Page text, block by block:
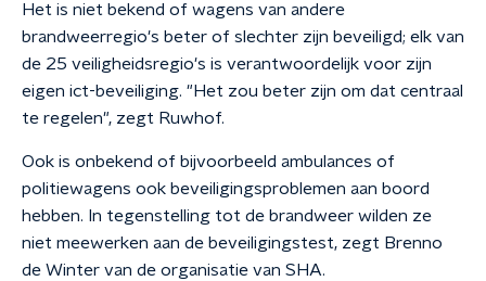
Het is niet bekend of wagens van andere
brandweerregio's beter of slechter zijn beveiligd; elk van
de 25 veiligheidsregio's is verantwoordelijk voor zijn
eigen ict-beveiliging. "Het zou beter zijn om dat centraal
te regelen", zegt Ruwhof.
Ook is onbekend of bijvoorbeeld ambulances of
politiewagens ook beveiligingsproblemen aan boord
hebben. In tegenstelling tot de brandweer wilden ze
niet meewerken aan de beveiligingstest, zegt Brenno
de Winter van de organisatie van SHA.